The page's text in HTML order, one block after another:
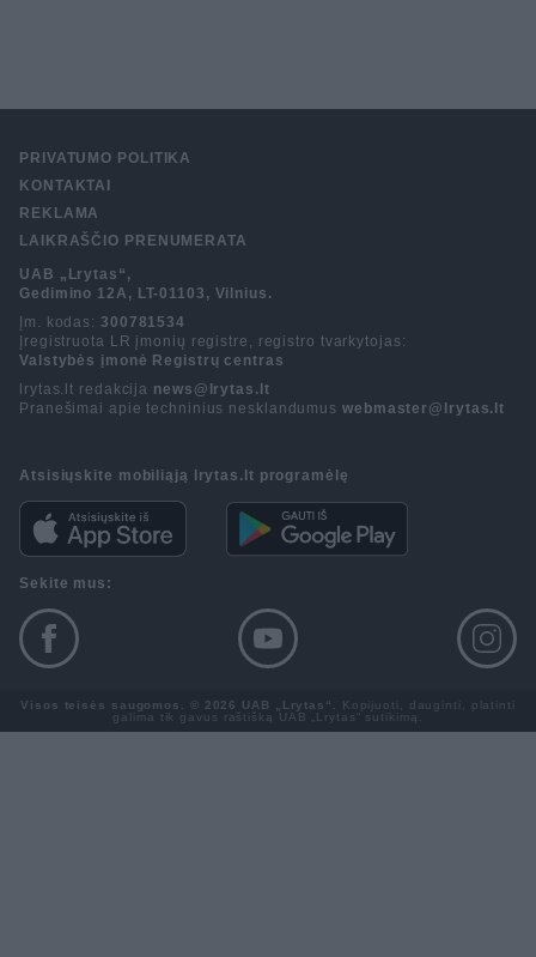
PRIVATUMO POLITIKA
KONTAKTAI
REKLAMA
LAIKRAŠČIO PRENUMERATA
UAB „Lrytas“,
Gedimino 12A, LT-01103, Vilnius.
Įm. kodas: 300781534
Įregistruota LR įmonių registre, registro tvarkytojas:
Valstybės įmonė Registrų centras
lrytas.lt redakcija news@lrytas.lt
Pranešimai apie techninius nesklandumus webmaster@lrytas.lt
Atsisiųskite mobiliąją lrytas.lt programėlę
Sekite mus:
Visos teisės saugomos. © 2026 UAB „Lrytas“.
Kopijuoti, dauginti, platinti
galima tik gavus raštišką UAB „Lrytas“ sutikimą.